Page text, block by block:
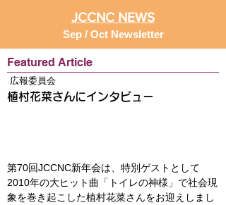
JCCNC NEWS
Sep / Oct Newsletter
Featured Article
広報委員会
植村花菜さんにインタビュー
第70回JCCNC新年会は、特別ゲストとして
2010年の大ヒット曲「トイレの神様」で社会現
象を巻き起こした植村花菜さんをお迎えしまし